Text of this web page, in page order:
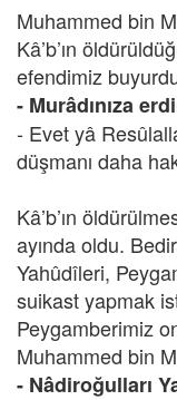
Muhammed bin
Kâ’b’ın
efendimiz
- Murâdınıza
- Evet yâ
düşmanı daha
Kâ’b’ın
ayında oldu.
Yahûdîleri,
suikast yapmak
Peygamberimiz
Muhammed bin
- Nâdiroğulları